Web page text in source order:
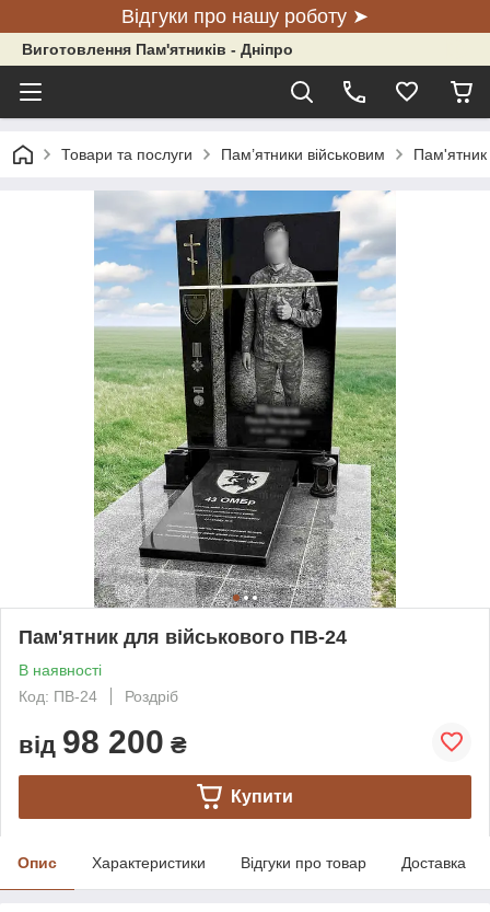
Відгуки про нашу роботу ➤
Виготовлення Пам'ятників - Дніпро
Товари та послуги Пам’ятники військовим Пам'ятник
Пам'ятник для військового ПВ-24
В наявності
Код: ПВ-24
Роздріб
від 98 200 ₴
Купити
Опис Характеристики Відгуки про товар Доставка